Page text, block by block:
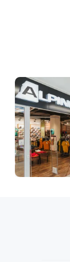
partnerem
na
registraci a